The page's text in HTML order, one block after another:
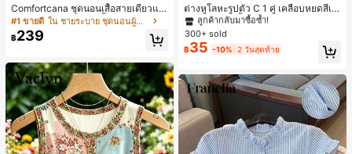
Comfortcana ชุดนอนเสื้อสายเดี่ยวแต่
งระบายและกางเกงขาสั้นสำหรับผู้หญิง
#1 ขายดี ใน ชายระบาย ชุดนอนผู้หญิง
฿239
ต่างหูโลหะรูปตัว C 1 คู่ เคลือบหยดสีเห
ลือง ลายจุดสีน้ำเงิน สไตล์ยุโรปและอเม
ริกัน แฟชั่นส่วนตัว หวานและสง่างาม
สำหรับผู้หญิงและเด็กหญิง สำหรับการเ
ดินทาง งานแต่งงาน ปาร์ตี้ วันเกิด ของ
ลูกค้ากลับมาซื้อซ้ำ!
เกือบหมดแล้ว!
#1 ขายดี ใน โบโฮ ต่างหูผู้หญิง
ลูกค้ากลับมาซื้อซ้ำ!
เกือบหมดแล้ว!
#1 ขายดี ใน โบโฮ ต่างหูผู้หญิง
ลูกค้ากลับมาซื้อซ้ำ!
เกือบหมดแล้ว!
#1 ขายดี ใน โบโฮ ต่างหูผู้หญิง
เกือบหมดแล้ว!
300+ sold
฿35 -10% 2 วันสุดท้าย